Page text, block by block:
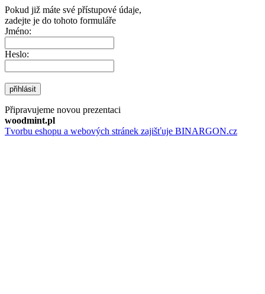
Pokud již máte své přístupové údaje,
zadejte je do tohoto formuláře
Jméno:
Heslo:
přihlásit
Připravujeme novou prezentaci
woodmint.pl
Tvorbu eshopu a webových stránek zajišťuje BINARGON.cz